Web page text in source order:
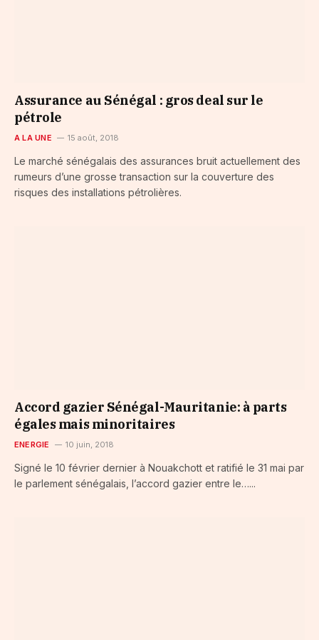
Assurance au Sénégal : gros deal sur le
pétrole
A LA UNE 15 août, 2018
Le marché sénégalais des assurances bruit actuellement des
rumeurs d’une grosse transaction sur la couverture des
risques des installations pétrolières.
Accord gazier Sénégal-Mauritanie: à parts
égales mais minoritaires
ENERGIE 10 juin, 2018
Signé le 10 février dernier à Nouakchott et ratifié le 31 mai par
le parlement sénégalais, l’accord gazier entre le…...